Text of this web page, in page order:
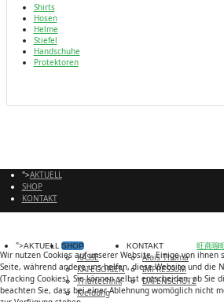
Shirts
Hosen
Helme
Stiefel
Handschuhe
Protektoren
">AKTUELL
SHOP
KONTAKT
">AKTUELL SHOP
KASSE
KATEGORIEN
Trialtechnik
Kleidung
KONTAKT
Alois Thoma
IMPRESSUM
DATENSCHUTZ
Wir nutzen Cookies auf unserer Website. Einige von
Seite, während andere uns helfen, diese Website und die
(Tracking Cookies). Sie können selbst entscheiden, ob Sie
beachten Sie, dass bei einer Ablehnung womöglich nicht
旺商聊